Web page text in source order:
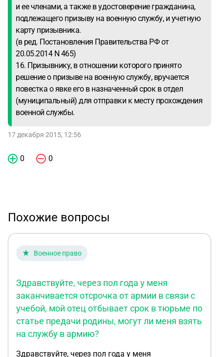
и ее членами, а также в удостоверение гражданина,
подлежащего призыву на военную службу, и учетную
карту призывника.
(в ред. Постановления Правительства РФ от
20.05.2014 N 465)
16. Призывнику, в отношении которого принято
решение о призыве на военную службу, вручается
повестка о явке его в назначенный срок в отдел
(муниципальный) для отправки к месту прохождения
военной службы.
17 декабря 2015, 12:56
0 0
Похожие вопросы
Военное право
Здравствуйте, через пол года у меня
заканчивается отсрочка от армии в связи с
учебой, мой отец отбывает срок в тюрьме по
статье предачи родины, могут ли меня взять
на службу в армию?
Здравствуйте, через пол года у меня